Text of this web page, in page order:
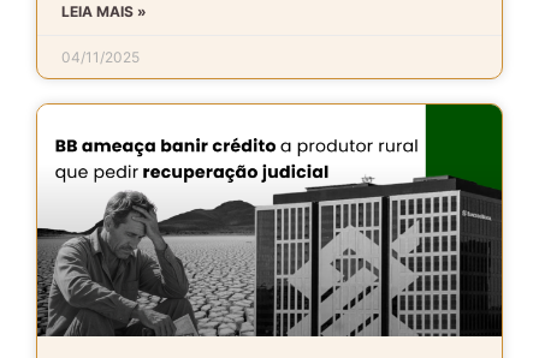
LEIA MAIS »
04/11/2025